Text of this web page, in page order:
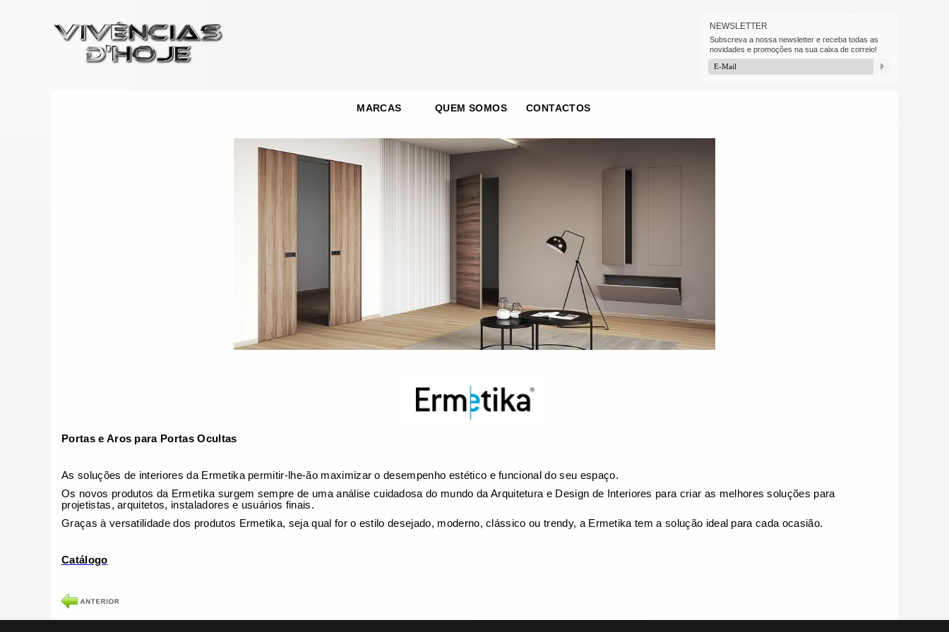
MARCAS QUEM SOMOS CONTACTOS
Portas e Aros para Portas Ocultas
As soluções de interiores da Ermetika permitir-lhe-ão maximizar o desempenho estético e funcional do seu espaço.
Os novos produtos da Ermetika surgem sempre de uma análise cuidadosa do mundo da Arquitetura e Design de Interiores para criar as melhores soluções para
projetistas, arquitetos, instaladores e usuários finais.
Graças à versatilidade dos produtos Ermetika, seja qual for o estilo desejado, moderno, clássico ou trendy, a Ermetika tem a solução ideal para cada ocasião.
Catálogo